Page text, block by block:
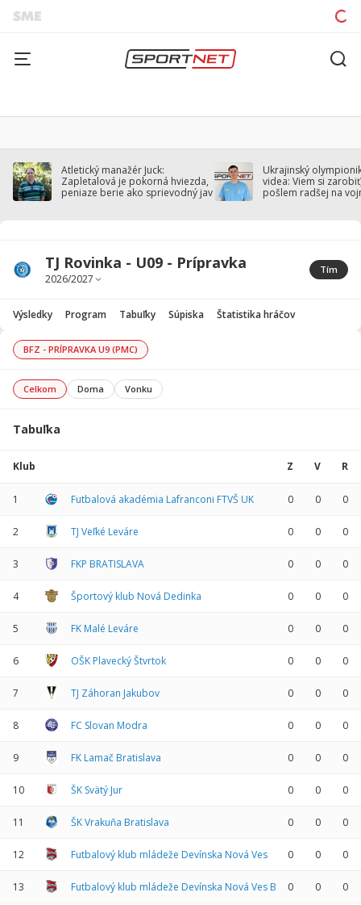
Atletický manažér Juck:
Zapletalová je pokorná hviezda,
peniaze berie ako sprievodný jav
Ukrajinský
videa: Viem si
pošlem radšej na
TJ Rovinka - U09 - Prípravka Tím
Výsledky Program Tabuľky Súpiska Štatistika hráčov
BFZ - PRÍPRAVKA U9 (PMC)
Celkom Doma Vonku
Tabuľka
Klub Z V R
1 Futbalová akadémia Lafranconi FTVŠ UK 0 0 0
2 TJ Veľké Leváre 0 0 0
3 FKP BRATISLAVA 0 0 0
4 Športový klub Nová Dedinka 0 0 0
5 FK Malé Leváre 0 0 0
6 OŠK Plavecký Štvrtok 0 0 0
7 TJ Záhoran Jakubov 0 0 0
8 FC Slovan Modra 0 0 0
9 FK Lamač Bratislava 0 0 0
10 ŠK Svätý Jur 0 0 0
11 ŠK Vrakuňa Bratislava 0 0 0
12 Futbalový klub mládeže Devínska Nová Ves 0 0 0
13 Futbalový klub mládeže Devínska Nová Ves B 0 0 0